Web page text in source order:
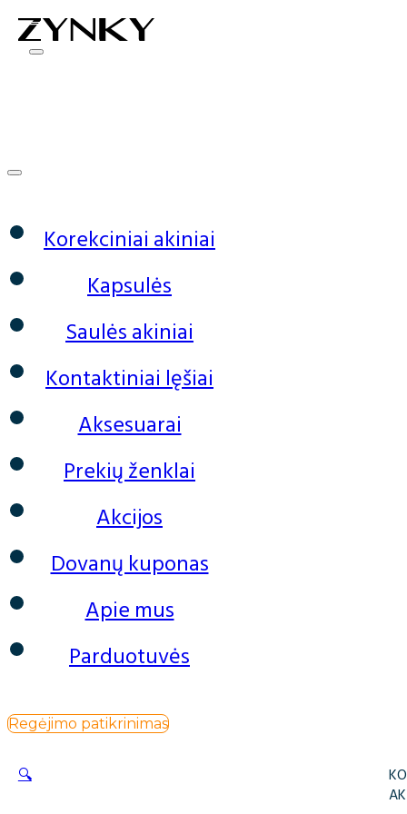
0
Korekciniai akiniai
Kapsulės
Saulės akiniai
Kontaktiniai lęšiai
Aksesuarai
Prekių ženklai
Akcijos
Dovanų kuponas
Apie mus
Parduotuvės
Regėjimo patikrinimas
🔍